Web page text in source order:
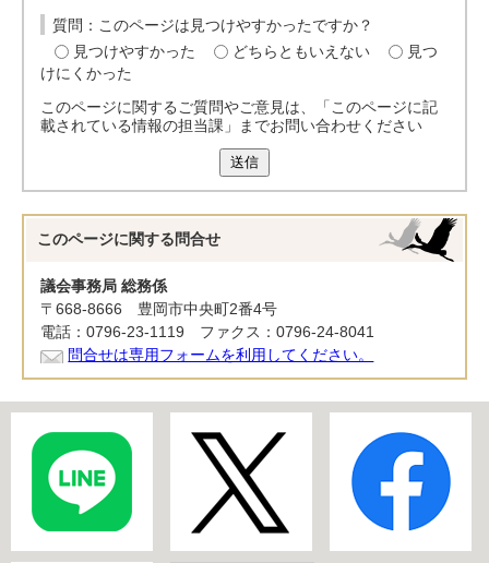
質問：このページは見つけやすかったですか？
見つけやすかった
どちらともいえない
見つ
けにくかった
このページに関するご質問やご意見は、「このページに記
載されている情報の担当課」までお問い合わせください
送信
このページに関する 問合せ
議会事務局 総務係
〒668-8666 豊岡市中央町2番4号
電話：0796-23-1119 ファクス：0796-24-8041
問合せは専用フォームを利用してください。